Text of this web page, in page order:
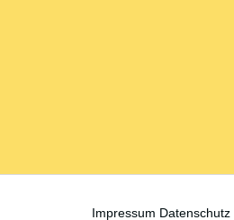
Impressum Datenschutz